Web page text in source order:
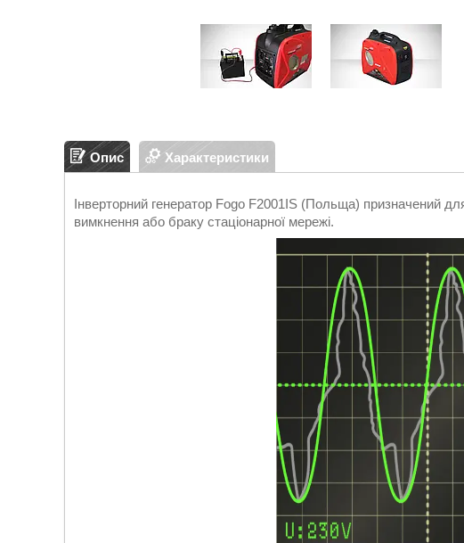
Опис Характеристики
Інверторний генератор Fogo F2001IS (Польща) призначений
вимкнення або браку стаціонарної мережі.